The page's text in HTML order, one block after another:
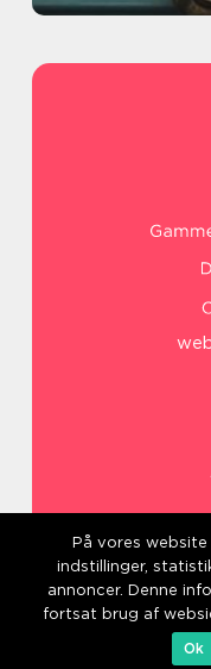
På vores
indstillinger,
annoncer. Denne
fortsat brug af
Ok